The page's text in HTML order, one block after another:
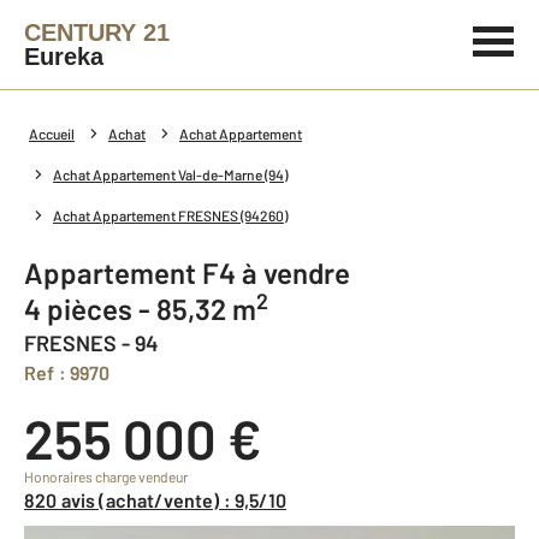
CENTURY 21
Eureka
Accueil Achat Achat Appartement
Achat Appartement Val-de-Marne (94)
Achat Appartement FRESNES (94260)
Appartement F4 à vendre
4 pièces - 85,32 m2
FRESNES - 94
Ref : 9970
255 000 €
Honoraires charge vendeur
820 avis (achat/vente) : 9,5/10